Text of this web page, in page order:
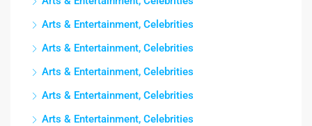
Arts & Entertainment, Celebrities
Arts & Entertainment, Celebrities
Arts & Entertainment, Celebrities
Arts & Entertainment, Celebrities
Arts & Entertainment, Celebrities